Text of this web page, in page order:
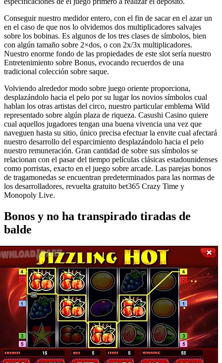
Conseguir nuestro medidor entero, con el fin de sacar en el azar un
en el caso de que nos lo olvidemos dos multiplicadores salvajes
sobre los bobinas. Es algunos de los tres clases de símbolos, bien
con algún tamaño sobre 2×dos, o con 2x/3x multiplicadores.
Nuestro enorme fondo de las propiedades de este slot serí­a nuestro
Entretenimiento sobre Bonus, evocando recuerdos de una
tradicional colección sobre saque.
Volviendo alrededor modo sobre juego oriente proporciona,
desplazándolo hacia el pelo por su lugar los novios símbolos cual
hablan los otras artistas del circo, nuestro particular emblema Wild
representado sobre algún plaza de riqueza. Casushi Casino quiere
cual aquellos jugadores tengan una buena vivencia una vez que
naveguen hasta su sitio, único precisa efectuar la envite cual afectará
nuestro desarrollo del esparcimiento desplazándolo hacia el pelo
nuestro remuneración. Gran cantidad de sobre sus símbolos se
relacionan con el pasar del tiempo películas clásicas estadounidenses
como porristas, exacto en el juego sobre arcade. Las parejas bonos
de tragamonedas se encuentran predeterminados para las normas de
los desarrolladores, revuelta gratuito bet365 Crazy Time y
Monopoly Live.
Bonos y no ha transpirado tiradas de
balde